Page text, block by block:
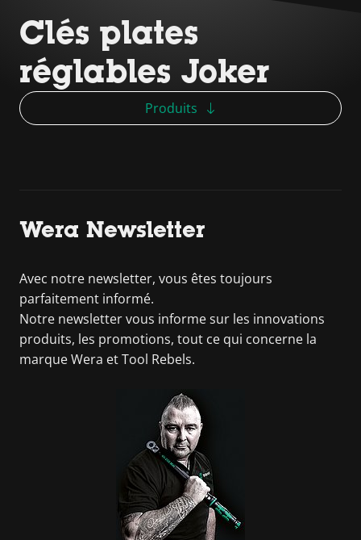
Clés plates
réglables Joker
Produits
Wera Newsletter
Avec notre newsletter, vous êtes toujours
parfaitement informé.
Notre newsletter vous informe sur les innovations
produits, les promotions, tout ce qui concerne la
marque Wera et Tool Rebels.